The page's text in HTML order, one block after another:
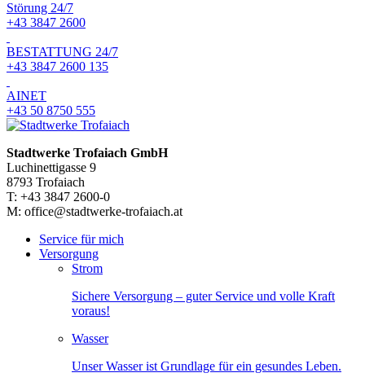
Störung 24/7
+43 3847 2600
BESTATTUNG 24/7
+43 3847 2600 135
AINET
+43 50 8750 555
Stadtwerke Trofaiach GmbH
Luchinettigasse 9
8793 Trofaiach
T: +43 3847 2600-0
M: office@stadtwerke-trofaiach.at
Service für mich
Versorgung
Strom
Sichere Versorgung – guter Service und volle Kraft
voraus!
Wasser
Unser Wasser ist Grundlage für ein gesundes Leben.